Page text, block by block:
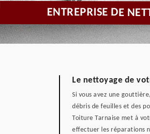
ENTREPRISE DE
Le nettoyage de
Si vous avez une
débris de feuilles et des
Toiture Tarnaise met à
effectuer les réparations